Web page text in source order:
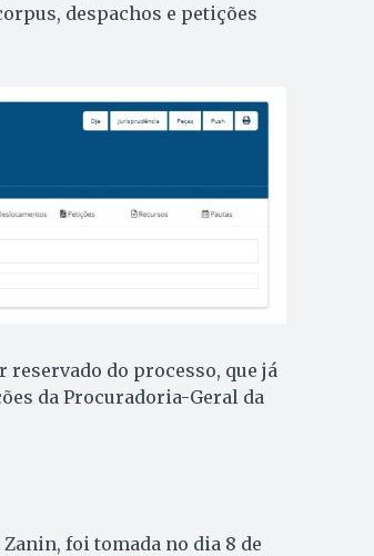
despachos e petições
do processo, que já
da Procuradoria-Geral da
foi tomada no dia 8 de